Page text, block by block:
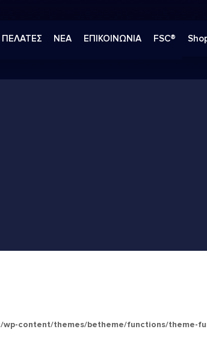
ΠΕΛΑΤΕΣ ΝΕΑ ΕΠΙΚΟΙΝΩΝΙΑ FSC®
content/themes/betheme/functions/theme-